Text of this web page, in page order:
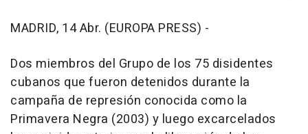
MADRID, 14 Abr. (EUROPA PRESS) -
Dos miembros del Grupo de los 75 disidentes
cubanos que fueron detenidos durante la
campaña de represión conocida como la
Primavera Negra (2003) y luego excarcelados